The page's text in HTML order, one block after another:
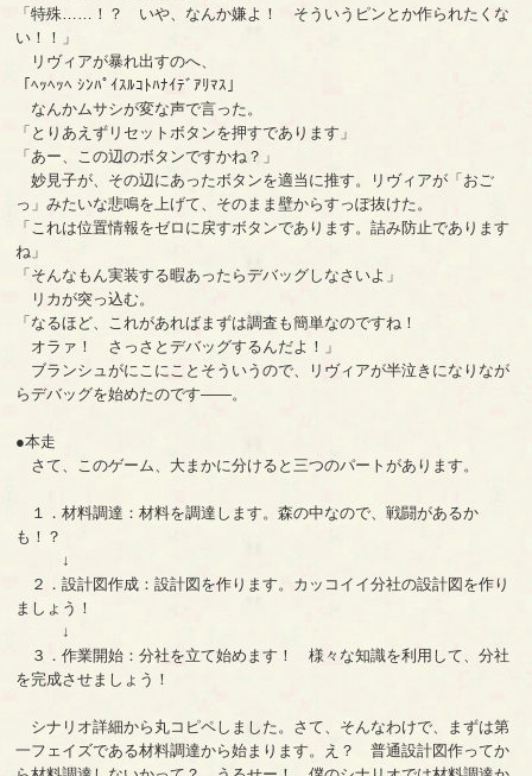
「特殊……！？ いや、なんか嫌よ！ そういうピンとか作られたくな
い！！」
リヴィアが暴れ出すのへ、
「ﾍｯﾍｯﾍ ｼﾝﾊﾟｲｽﾙｺﾄﾊﾅｲﾃﾞｱﾘﾏｽ」
なんかムサシが変な声で言った。
「とりあえずリセットボタンを押すであります」
「あー、この辺のボタンですかね？」
妙見子が、その辺にあったボタンを適当に推す。リヴィアが「おご
っ」みたいな悲鳴を上げて、そのまま壁からすっぽ抜けた。
「これは位置情報をゼロに戻すボタンであります。詰み防止であります
ね」
「そんなもん実装する暇あったらデバッグしなさいよ」
リカが突っ込む。
「なるほど、これがあればまずは調査も簡単なのですね！
オラァ！ さっさとデバッグするんだよ！」
ブランシュがにこにことそういうので、リヴィアが半泣きになりなが
らデバッグを始めたのです――。
●本走
さて、このゲーム、大まかに分けると三つのパートがあります。
１．材料調達：材料を調達します。森の中なので、戦闘があるか
も！？
↓
２．設計図作成：設計図を作ります。カッコイイ分社の設計図を作り
ましょう！
↓
３．作業開始：分社を立て始めます！ 様々な知識を利用して、分社
を完成させましょう！
シナリオ詳細から丸コピペしました。さて、そんなわけで、まずは第
一フェイズである材料調達から始まります。え？ 普通設計図作ってか